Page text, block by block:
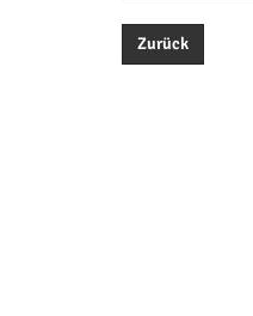
Zurück